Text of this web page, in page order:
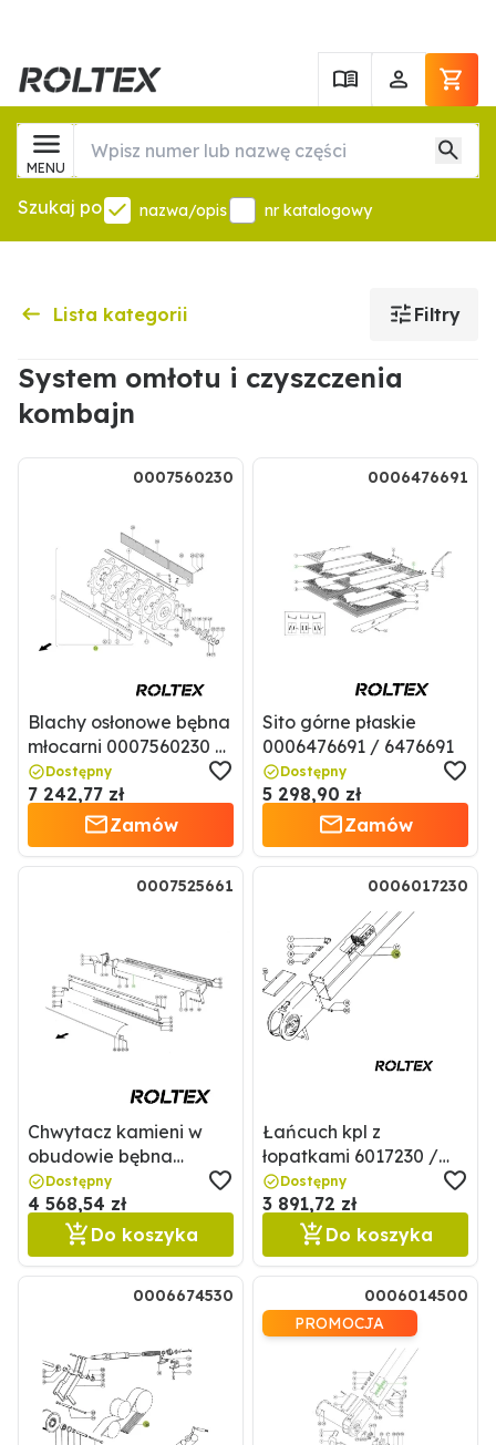
MENU
Szukaj po nazwa/opis nr katalogowy
Lista kategorii Filtry
System omłotu i czyszczenia
kombajn
0007560230
Blachy osłonowe bębna
młocarni 0007560230 /
7560230
Dostępny
7 242,77 zł
Zamów
0006476691
Sito górne płaskie
0006476691 / 6476691
Dostępny
5 298,90 zł
Zamów
0007525661
Chwytacz kamieni w
obudowie bębna
młócącego 0007525661
/ 7525661
Dostępny
4 568,54 zł
Do koszyka
0006017230
Łańcuch kpl z
łopatkami 6017230 /
0006017230
Dostępny
3 891,72 zł
Do koszyka
0006674530
0006014500
PROMOCJA